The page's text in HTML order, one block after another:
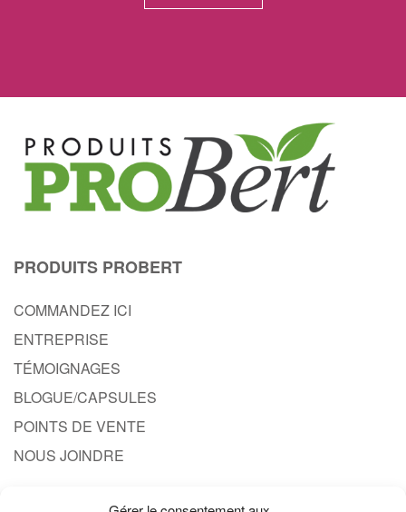
PRODUITS PROBERT
COMMANDEZ ICI
ENTREPRISE
TÉMOIGNAGES
BLOGUE/CAPSULES
POINTS DE VENTE
NOUS JOINDRE